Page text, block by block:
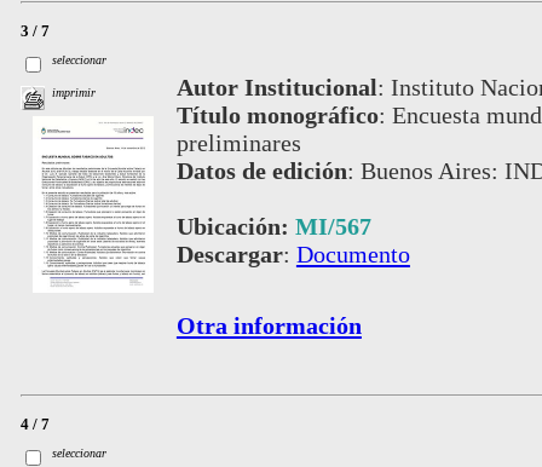
3 / 7
seleccionar
imprimir Autor Institucional: Instituto
Título monográfico: Encuesta
preliminares
Datos de edición: Buenos Aires:
Ubicación: MI/567
Descargar: Documento
Otra información
4 / 7
seleccionar